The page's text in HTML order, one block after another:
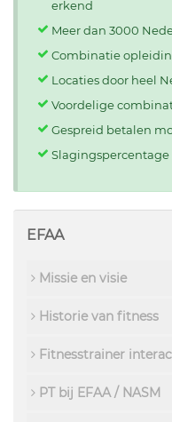
erkend
Meer dan 3000
Combinatie
Locaties door heel
Voordelige
Gespreid betalen
Slagingspercentage
EFAA
Missie en visie
Historie van fitness
Fitnesstrainer
PT bij EFAA / NASM